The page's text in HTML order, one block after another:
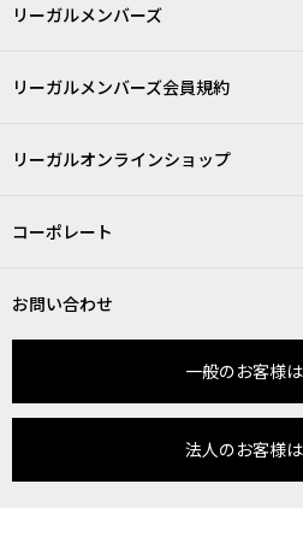
リーガルメンバーズ
リーガルメンバーズ会員規約
リーガルオンラインショップ
コーポレート
お問い合わせ
一般のお客様
法人のお客様